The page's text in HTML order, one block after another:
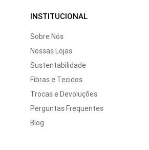
INSTITUCIONAL
Sobre Nós
Nossas Lojas
Sustentabilidade
Fibras e Tecidos
Trocas e Devoluções
Perguntas Frequentes
Blog